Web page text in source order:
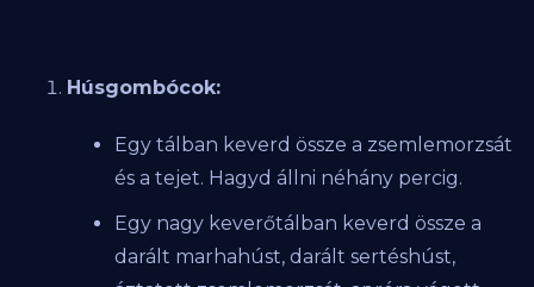
Húsgombócok:
Egy tálban keverd össze a zsemlemorzsát
és a tejet. Hagyd állni néhány percig.
Egy nagy keverőtálban keverd össze a
darált marhahúst, darált sertéshúst,